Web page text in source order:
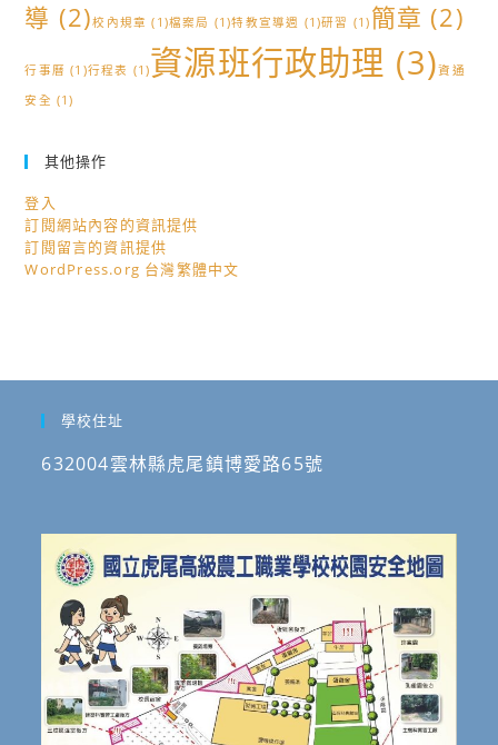
導 (2)校內規章 (1)檔案局 (1)特教宣導週 (1)研習 (1) 簡章 (2)
行事曆 (1)行程表 (1)資源班行政助理 (3)資通
安全 (1)
其他操作
登入
訂閱網站內容的資訊提供
訂閱留言的資訊提供
WordPress.org 台灣繁體中文
學校住址
632004雲林縣虎尾鎮博愛路65號